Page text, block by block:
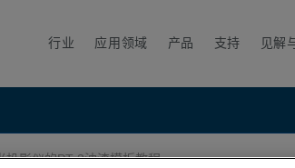
行业 应用领域 产品 支持 见解
投影仪的PT 3油漆模板教程